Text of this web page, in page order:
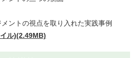
ントの視点を取り入れた実践事例
ル)(2.49MB)